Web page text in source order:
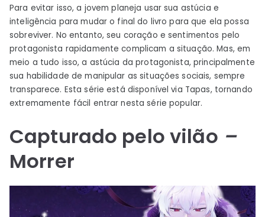
Para evitar isso, a jovem planeja usar sua astúcia e
inteligência para mudar o final do livro para que ela possa
sobreviver. No entanto, seu coração e sentimentos pelo
protagonista rapidamente complicam a situação. Mas, em
meio a tudo isso, a astúcia da protagonista, principalmente
sua habilidade de manipular as situações sociais, sempre
transparece. Esta série está disponível via Tapas, tornando
extremamente fácil entrar nesta série popular.
Capturado pelo vilão –
Morrer